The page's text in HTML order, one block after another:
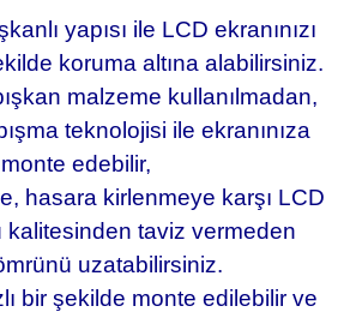
yapısı ile LCD ekranınızı
koruma altına alabilirsiniz.
malzeme kullanılmadan,
teknolojisi ile ekranınıza
monte edebilir,
hasara kirlenmeye karşı LCD
kalitesinden taviz vermeden
uzatabilirsiniz.
bir şekilde monte edilebilir ve